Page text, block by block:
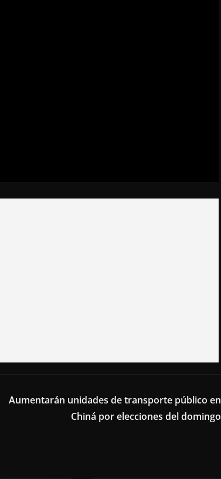
Aumentarán unidades de transporte público en
Chiná por elecciones del domingo